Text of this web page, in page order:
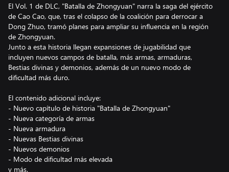
El Vol. 1 de DLC, "Batalla de Zhongyuan" narra la saga del ejército
de Cao Cao, que, tras el colapso de la coalición para derrocar a
Dong Zhuo, tramó planes para ampliar su influencia en la región
de Zhongyuan.
Junto a esta historia llegan expansiones de jugabilidad que
incluyen nuevos campos de batalla, más armas, armaduras,
Bestias divinas y demonios, además de un nuevo modo de
dificultad más duro.
El contenido adicional incluye:
- Nuevo capítulo de historia "Batalla de Zhongyuan"
- Nueva categoría de armas
- Nueva armadura
- Nuevas Bestias divinas
- Nuevos demonios
- Modo de dificultad más elevada
y más.